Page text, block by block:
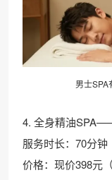
男士SPA
4. 全身精油
服务时长：70分钟
价格：现价398元